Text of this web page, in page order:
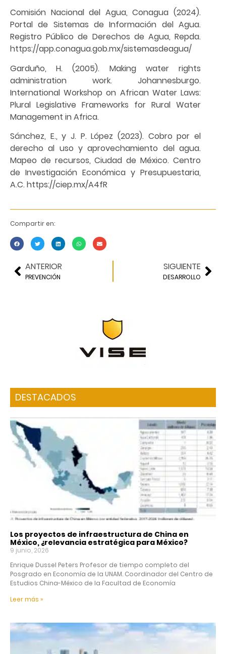
Comisión Nacional del Agua, Conagua (2024).
Portal de Sistemas de Información del Agua.
Registro Público de Derechos de Agua, Repda.
https://app.conagua.gob.mx/sistemasdeagua/
Garduño, H. (2005). Making water rights
administration work. Johannesburgo.
International Workshop on African Water Laws:
Plural Legislative Frameworks for Rural Water
Management in Africa.
Sánchez, E., y J. P. López (2023). Cobro por el
derecho al uso y aprovechamiento del agua.
Mapeo de recursos, Ciudad de México. Centro
de Investigación Económica y Presupuestaria,
A.C. https://ciep.mx/A4fR
Compartir en:
ANTERIOR
PREVENCIÓN
SIGUIENTE
DESARROLLO
DESTACADOS
Los proyectos de infraestructura de China en
México, ¿relevancia estratégica para México?
9 junio, 2026
Enrique Dussel Peters Profesor de tiempo completo del
Posgrado en Economía de la UNAM. Coordinador del Centro de
Estudios China-México de la Facultad de Economía
Leer más »